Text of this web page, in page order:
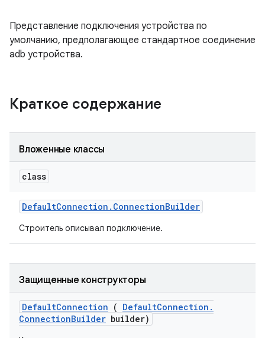
Представление подключения устройства по
умолчанию, предполагающее стандартное соединение
adb устройства.
Краткое содержание
Вложенные классы
class
DefaultConnection . ConnectionBuilder
Строитель описывал подключение.
Защищенные конструкторы
DefaultConnection ( DefaultConnection .
ConnectionBuilder builder)